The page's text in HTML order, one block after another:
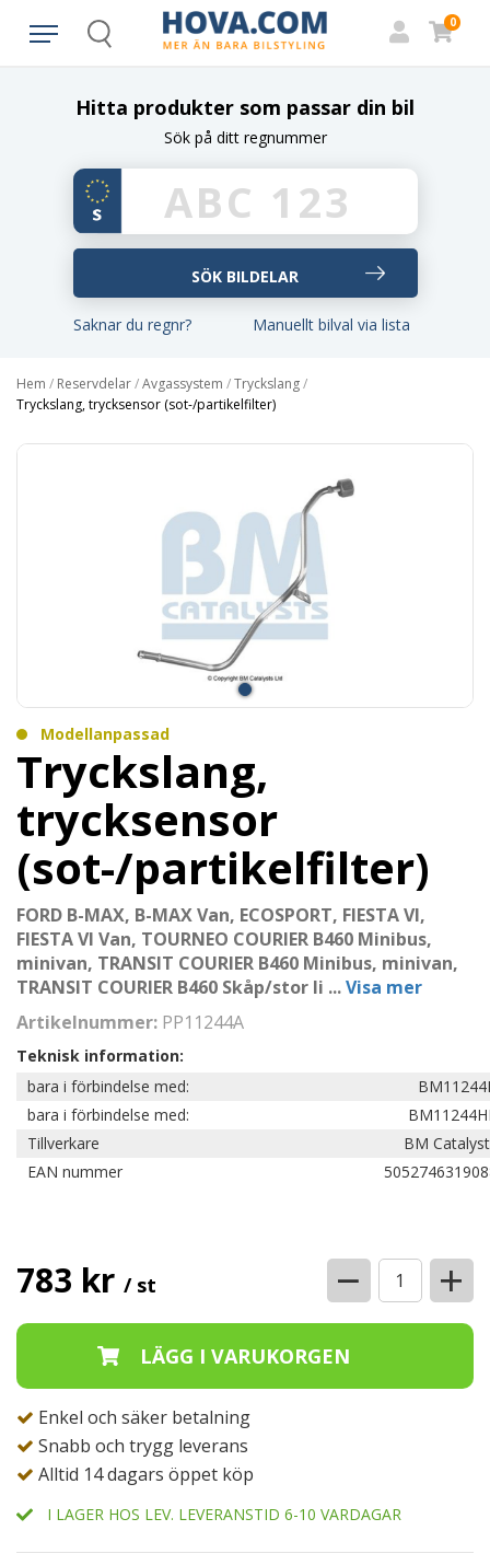
Search
0
Hitta produkter som passar din bil
Sök på ditt regnummer
Saknar du regnr? Manuellt bilval via lista
Hem / Reservdelar/Avgassystem /Tryckslang/
Tryckslang, trycksensor (sot-/partikelfilter)
Modellanpassad
Tryckslang,
trycksensor
(sot-/partikelfilter)
FORD B-MAX, B-MAX Van, ECOSPORT, FIESTA VI,
FIESTA VI Van, TOURNEO COURIER B460 Minibus,
minivan, TRANSIT COURIER B460 Minibus, minivan,
TRANSIT COURIER B460 Skåp/stor li ...Visa mer
Artikelnummer: PP11244A
Teknisk information:
bara i förbindelse med:
bara i förbindelse med:
Tillverkare
BM
EAN nummer
783 kr / st − +
Enkel och säker betalning
Snabb och trygg leverans
Alltid 14 dagars öppet köp
I LAGER HOS LEV. LEVERANSTID 6-10 VARDAGAR